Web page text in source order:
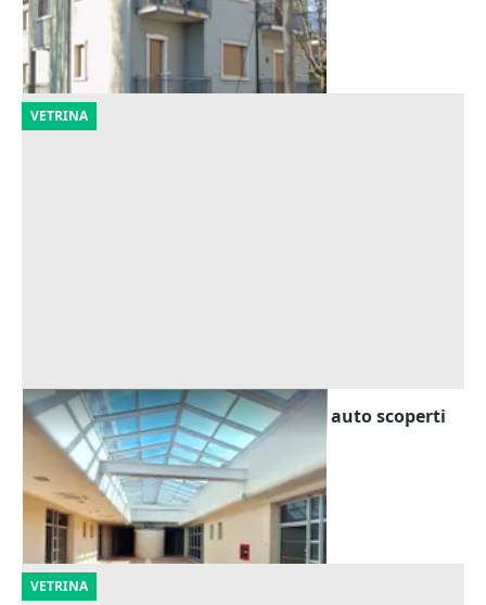
Cremona (Cremona)
10/09/2026
VETRINA
Asta Venti uffici in blocco con posti auto scoperti
Montelupo Fiorentino (Firenze)
Offerta minima
1.062.882 €
25/09/2026
VETRINA